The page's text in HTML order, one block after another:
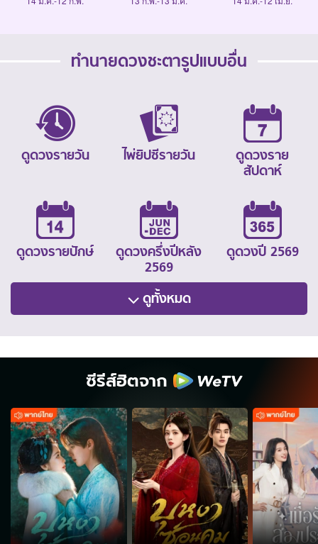
ทำนายดวงชะตารูปแบบอื่น
ดูดวงรายวัน ไพ่ยิปซีรายวัน
ดูดวงราย
สัปดาห์
ดูดวงรายปักษ์
ดูดวงครึ่งปีหลัง
2569
ดูดวงปี 2569
ดูทั้งหมด
ซีรีส์ฮิตจาก